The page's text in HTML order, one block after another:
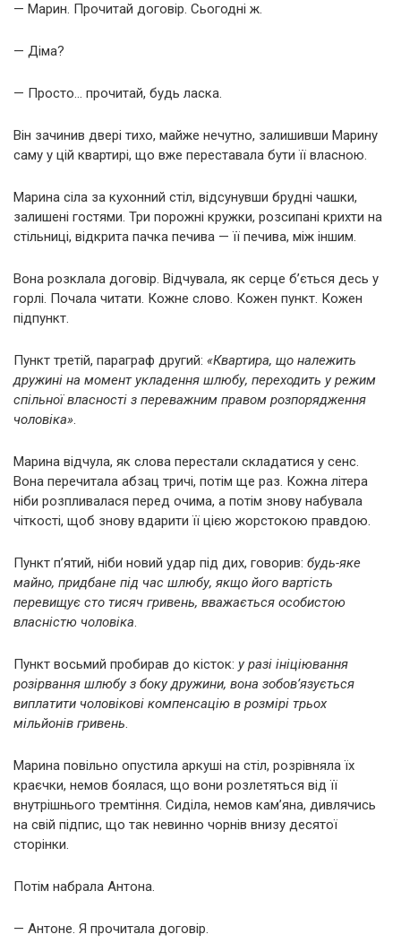
— Марин. Прочитай договір. Сьогодні ж.
— Діма?
— Просто… прочитай, будь ласка.
Він зачинив двері тихо, майже нечутно, залишивши Марину
саму у цій квартирі, що вже переставала бути її власною.
Марина сіла за кухонний стіл, відсунувши брудні чашки,
залишені гостями. Три порожні кружки, розсипані крихти на
стільниці, відкрита пачка печива — її печива, між іншим.
Вона розклала договір. Відчувала, як серце б’ється десь у
горлі. Почала читати. Кожне слово. Кожен пункт. Кожен
підпункт.
Пункт третій, параграф другий: «Квартира, що належить
дружині на момент укладення шлюбу, переходить у режим
спільної власності з переважним правом розпорядження
чоловіка».
Марина відчула, як слова перестали складатися у сенс.
Вона перечитала абзац тричі, потім ще раз. Кожна літера
ніби розпливалася перед очима, а потім знову набувала
чіткості, щоб знову вдарити її цією жорстокою правдою.
Пункт п’ятий, ніби новий удар під дих, говорив: будь-яке
майно, придбане під час шлюбу, якщо його вартість
перевищує сто тисяч гривень, вважається особистою
власністю чоловіка.
Пункт восьмий пробирав до кісток: у разі ініціювання
розірвання шлюбу з боку дружини, вона зобов’язується
виплатити чоловікові компенсацію в розмірі трьох
мільйонів гривень.
Марина повільно опустила аркуші на стіл, розрівняла їх
краєчки, немов боялася, що вони розлетяться від її
внутрішнього тремтіння. Сиділа, немов кам’яна, дивлячись
на свій підпис, що так невинно чорнів внизу десятої
сторінки.
Потім набрала Антона.
— Антоне. Я прочитала договір.